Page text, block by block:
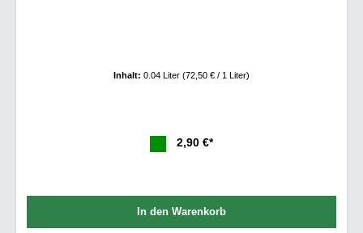
Inhalt: 0.04 Liter (72,50 € / 1 Liter)
2,90 €*
In den Warenkorb